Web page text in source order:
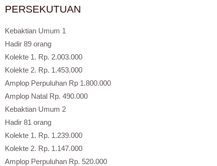
PERSEKUTUAN
Kebaktian Umum 1
Hadir 89 orang
Kolekte 1. Rp. 2.003.000
Kolekte 2. Rp. 1.453.000
Amplop Perpuluhan Rp 1.800.000
Amplop Natal Rp. 490.000
Kebaktian Umum 2
Hadir 81 orang
Kolekte 1. Rp. 1.239.000
Kolekte 2. Rp. 1.147.000
Amplop Perpuluhan Rp. 520.000